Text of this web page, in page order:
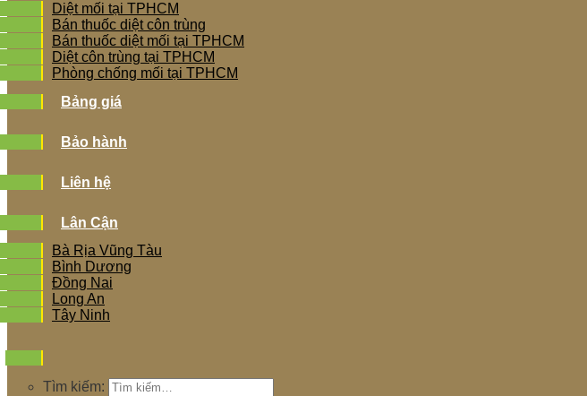
Diệt mối tại TPHCM
Bán thuốc diệt côn trùng
Bán thuốc diệt mối tại TPHCM
Diệt côn trùng tại TPHCM
Phòng chống mối tại TPHCM
Bảng giá
Bảo hành
Liên hệ
Lân Cận
Bà Rịa Vũng Tàu
Bình Dương
Đồng Nai
Long An
Tây Ninh
Tìm kiếm: